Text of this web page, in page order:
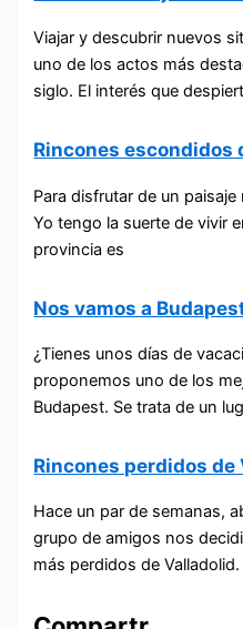
Viajar y descubrir nuevos
uno de los actos más
siglo. El interés que
Rincones escondidos
Para disfrutar de un
Yo tengo la suerte de vivir
provincia es
Nos vamos a
¿Tienes unos días de
proponemos uno de los
Budapest. Se trata de un
Rincones perdidos de
Hace un par de semanas,
grupo de amigos nos
más perdidos de